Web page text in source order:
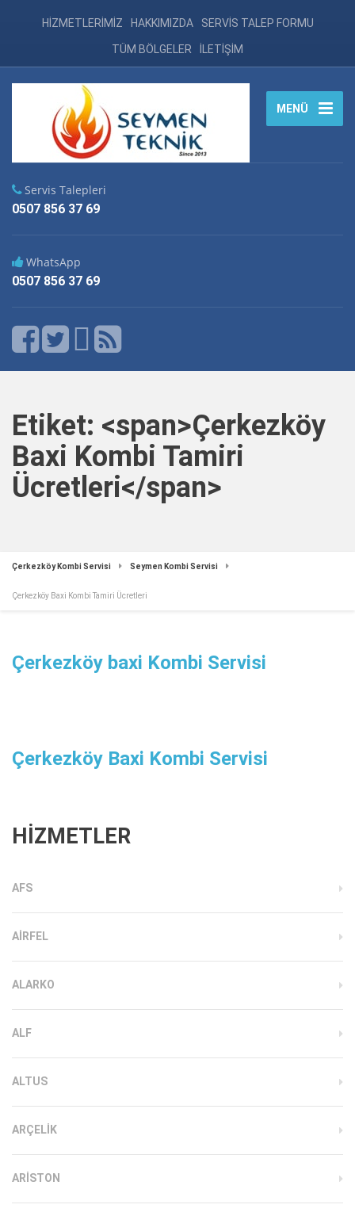
HİZMETLERİMİZ HAKKIMIZDA SERVİS TALEP FORMU
TÜM BÖLGELER İLETİŞİM
MENÜ
Servis Talepleri
0507 856 37 69
WhatsApp
0507 856 37 69
Etiket: <span>Çerkezköy
Baxi Kombi Tamiri
Ücretleri</span>
Çerkezköy Kombi Servisi Seymen Kombi Servisi
Çerkezköy Baxi Kombi Tamiri Ücretleri
Çerkezköy baxi Kombi Servisi
Çerkezköy Baxi Kombi Servisi
HİZMETLER
AFS
AIRFEL
ALARKO
ALF
ALTUS
ARÇELIK
ARISTON